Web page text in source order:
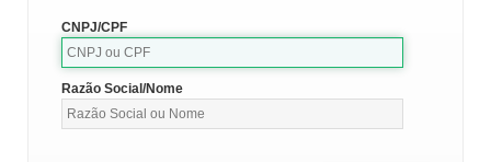
CNPJ/CPF
Razão Social/Nome